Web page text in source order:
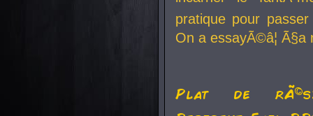
pratique pour
On a essayÃ©â¦
Plat de